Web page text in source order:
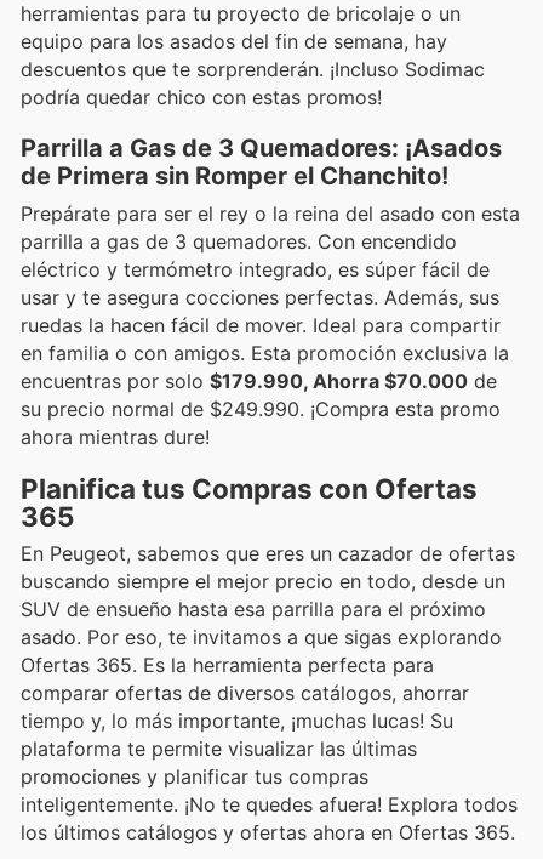
herramientas para tu proyecto de bricolaje o un
equipo para los asados del fin de semana, hay
descuentos que te sorprenderán. ¡Incluso Sodimac
podría quedar chico con estas promos!
Parrilla a Gas de 3 Quemadores: ¡Asados
de Primera sin Romper el Chanchito!
Prepárate para ser el rey o la reina del asado con esta
parrilla a gas de 3 quemadores. Con encendido
eléctrico y termómetro integrado, es súper fácil de
usar y te asegura cocciones perfectas. Además, sus
ruedas la hacen fácil de mover. Ideal para compartir
en familia o con amigos. Esta promoción exclusiva la
encuentras por solo $179.990, Ahorra $70.000 de
su precio normal de $249.990. ¡Compra esta promo
ahora mientras dure!
Planifica tus Compras con Ofertas
365
En Peugeot, sabemos que eres un cazador de ofertas
buscando siempre el mejor precio en todo, desde un
SUV de ensueño hasta esa parrilla para el próximo
asado. Por eso, te invitamos a que sigas explorando
Ofertas 365. Es la herramienta perfecta para
comparar ofertas de diversos catálogos, ahorrar
tiempo y, lo más importante, ¡muchas lucas! Su
plataforma te permite visualizar las últimas
promociones y planificar tus compras
inteligentemente. ¡No te quedes afuera! Explora todos
los últimos catálogos y ofertas ahora en Ofertas 365.